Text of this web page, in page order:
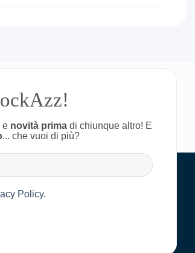
e novità primadi chiunque altro! E
... che vuoi di più?
Policy.